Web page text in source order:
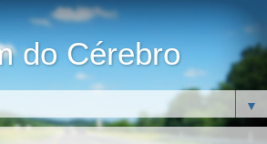
do Cérebro
▼